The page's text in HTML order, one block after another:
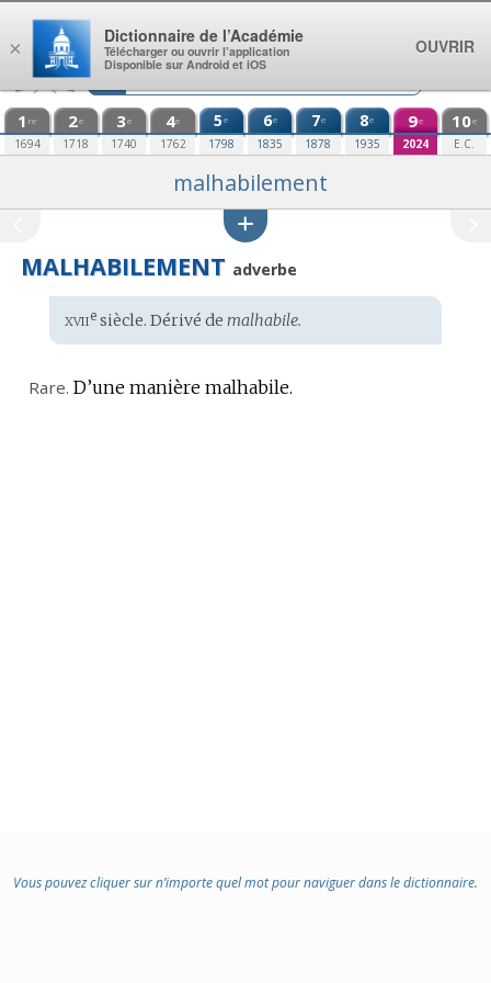
Aller au contenu
1 re
1694
2e
1718
3e
1740
4e
1762
5e
1798
6e
1835
7e
1878
8e
1935
9e
2024
10e
E.C.
malhabilement
MALHABILEMENT adverbe
Étymologie
:
xviiesiècle. Dérivé de malhabile.
Rare. D’une manière malhabile.
Vous pouvez cliquer sur n’importe quel mot pour naviguer dans le dictionnaire.
×
Dictionnaire de l’Académie
Télécharger ou ouvrir l’application
Disponible sur Android et iOS
OUVRIR